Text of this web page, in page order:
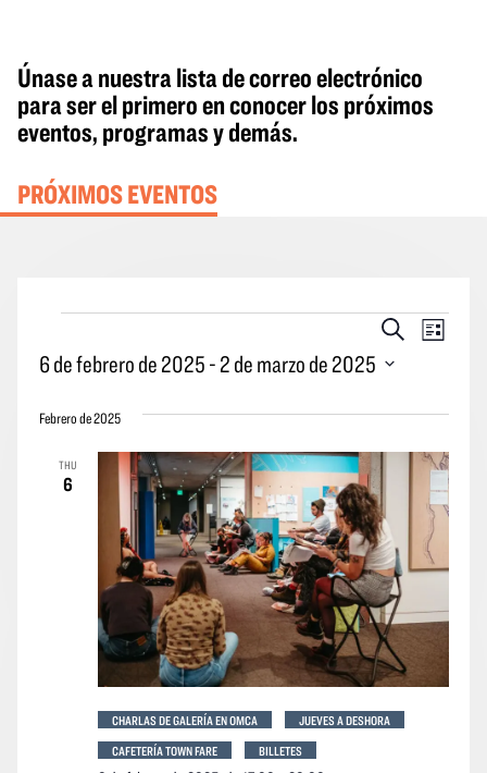
Únase a nuestra lista de correo electrónico
para ser el primero en conocer los próximos
eventos, programas y demás.
PRÓXIMOS EVENTOS
Eventos
Búsqueda
vistas
Buscar
vistas
de
los
Lista
6 de febrero de 2025 - 2 de marzo de 2025
la
Febrero de 2025
THU
6
CHARLAS DE GALERÍA EN OMCA
JUEVES A DESHORA
CAFETERÍA TOWN FARE
BILLETES